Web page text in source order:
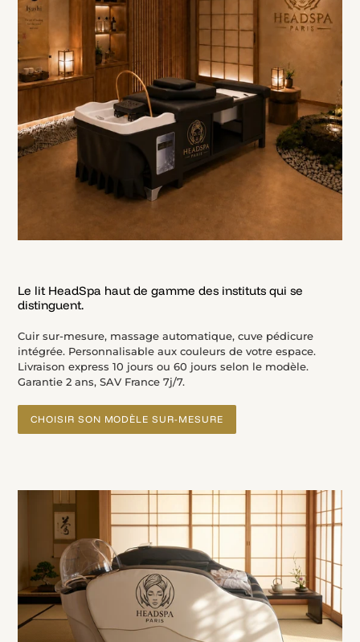
Le lit HeadSpa haut de gamme des instituts qui se
distinguent.
Cuir sur-mesure, massage automatique, cuve pédicure
intégrée. Personnalisable aux couleurs de votre espace.
Livraison express 10 jours ou 60 jours selon le modèle.
Garantie 2 ans, SAV France 7j/7.
CHOISIR SON MODÈLE SUR-MESURE